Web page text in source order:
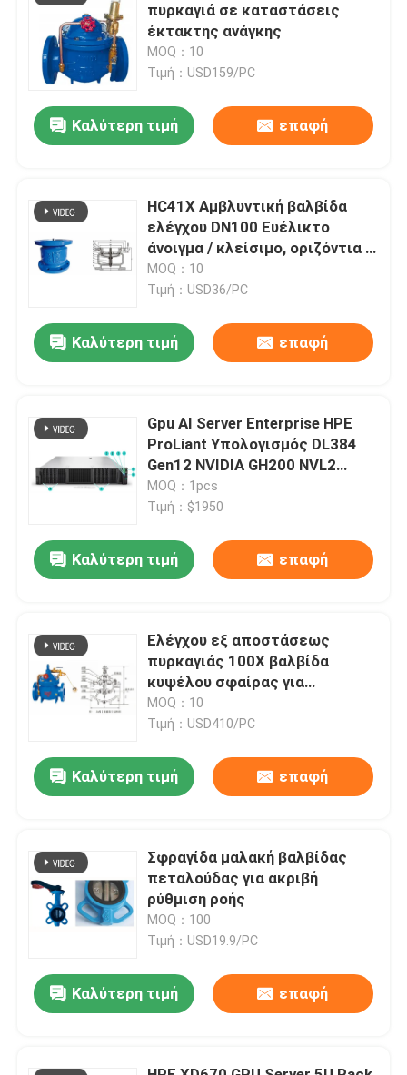
Σπίτι
Βίντεο
Επισκεψή εργοστασίου
Επικοινωνήστε μαζί μας
Ζητήστε μια προσφορά
διεθνές φορτίο που διαβιβάζει τις υπηρεσίες
Διασυνοριακή προμήθεια
πυρκαγιά σε καταστάσεις
έκτακτης ανάγκης
MOQ：10
Τιμή：USD159/PC
Καλύτερη τιμή επαφή
HC41X Αμβλυντική βαλβίδα
ελέγχου DN100 Ευέλικτο
άνοιγμα / κλείσιμο, οριζόντια /
κατακόρυφα εγκατεστημένη
MOQ：10
Τιμή：USD36/PC
Καλύτερη τιμή επαφή
Gpu AI Server Enterprise HPE
ProLiant Υπολογισμός DL384
Gen12 NVIDIA GH200 NVL2
Δωρεάν Υπολογισμός Ιδιωτικό
cloud Rack mount
MOQ：1pcs
Τιμή：$1950
Καλύτερη τιμή επαφή
Ελέγχου εξ αποστάσεως
πυρκαγιάς 100X βαλβίδα
κυψέλου σφαίρας για
διαχείριση νερού
MOQ：10
Τιμή：USD410/PC
Καλύτερη τιμή επαφή
Σφραγίδα μαλακή βαλβίδας
πεταλούδας για ακριβή
ρύθμιση ροής
MOQ：100
Τιμή：USD19.9/PC
Καλύτερη τιμή επαφή